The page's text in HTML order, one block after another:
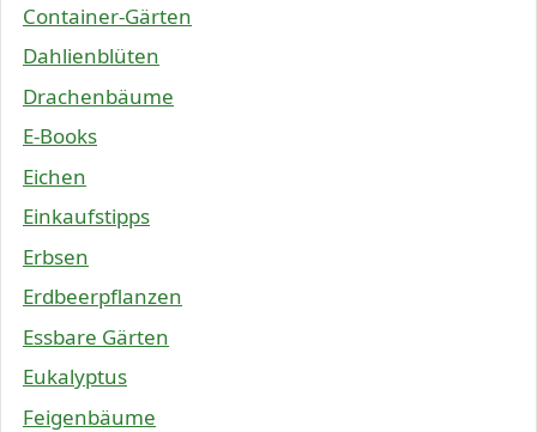
Container-Gärten
Dahlienblüten
Drachenbäume
E-Books
Eichen
Einkaufstipps
Erbsen
Erdbeerpflanzen
Essbare Gärten
Eukalyptus
Feigenbäume